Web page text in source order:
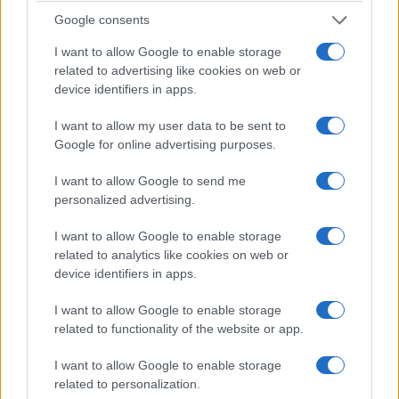
Google consents
I want to allow Google to enable storage
related to advertising like cookies on web or
device identifiers in apps.
I want to allow my user data to be sent to
Google for online advertising purposes.
I want to allow Google to send me
personalized advertising.
I want to allow Google to enable storage
related to analytics like cookies on web or
device identifiers in apps.
I want to allow Google to enable storage
related to functionality of the website or app.
I want to allow Google to enable storage
related to personalization.
Η Εφορεία Αρχαιοτήτων